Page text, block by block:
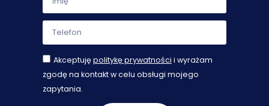
Akceptujępolitykę prywatności i wyrażam
zgodę na kontakt w celu obsługi mojego
zapytania.